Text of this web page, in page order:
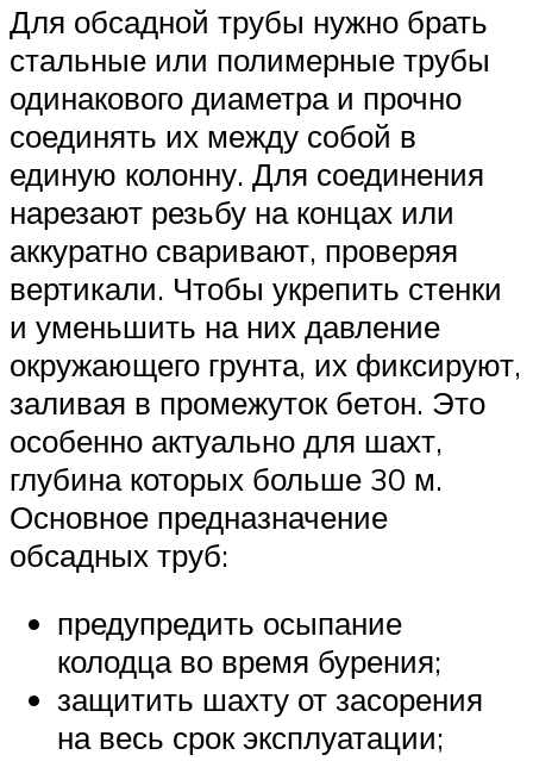
Для обсадной трубы нужно брать
стальные или полимерные трубы
одинакового диаметра и прочно
соединять их между собой в
единую колонну. Для соединения
нарезают резьбу на концах или
аккуратно сваривают, проверяя
вертикали. Чтобы укрепить стенки
и уменьшить на них давление
окружающего грунта, их фиксируют,
заливая в промежуток бетон. Это
особенно актуально для шахт,
глубина которых больше 30 м.
Основное предназначение
обсадных труб:
предупредить осыпание
колодца во время бурения;
защитить шахту от засорения
на весь срок эксплуатации;